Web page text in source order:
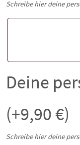
Schreibe hier deine
Deine
(+9,90€)
Schreibe hier deine